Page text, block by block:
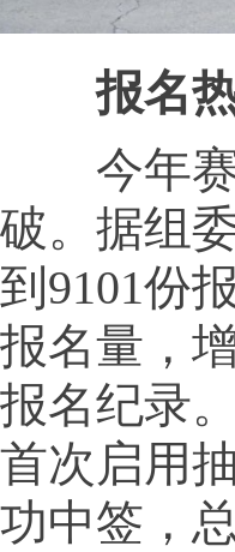
报名
今年赛
破。据组
到9101份
报名量，
报名纪录
首次启用
功中签，